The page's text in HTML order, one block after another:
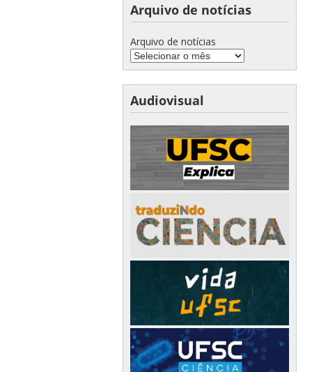
Arquivo de notícias
Arquivo de notícias
Audiovisual